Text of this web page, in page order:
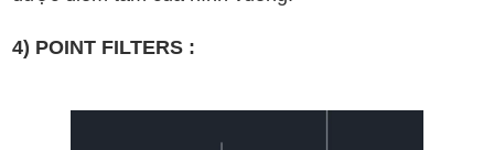
4) POINT FILTERS :